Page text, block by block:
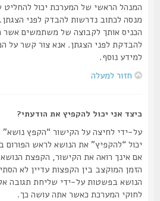
המנהל הראשי של המערכת יכול להחליט
מנסה לכתוב נדרשות להבדק לפני הצגתן.
הכניס אותך לקבוצה של משתמשים אשר
להבדקת לפני הצגתן. אנא צור קשר על
למידע נוסף.
חזור למעלה
כיצד אני יכול להקפיץ את הודעתי?
על-ידי לחיצה על הקישור “הקפץ נושא”
יכול “להקפיץ” את הנושא לראש הפורום
אם אינך רואה את הקישור, הקפצת הנושא
הזמן המוקצב בין הקפצות עדיין לא הסתיים.
הנושא בפשטות על-ידי שליחת תגובה אליו,
לחוקי המערכת כאשר אתה עושה כך.